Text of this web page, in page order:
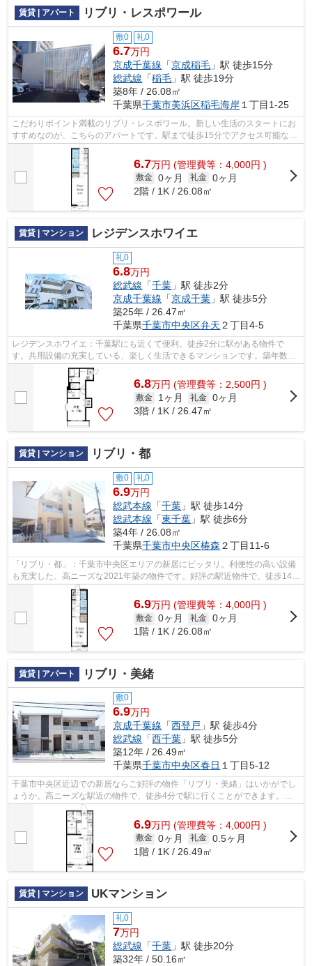
賃貸 | アパート リブリ・レスポワール
敷0 礼0
6.7万円
京成千葉線 「京成稲毛 」駅 徒歩15分
総武線 「稲毛 」駅 徒歩19分
築8年 / 26.08㎡
千葉県千葉市美浜区稲毛海岸 １丁目1-25
こだわりポイント満載のリブリ・レスポワール。新しい生活のスタートにお
すすめなのが、こちらのアパートです。駅まで徒歩15分でアクセス可能な物
件です。平成30年築の物件です。新生...
6.7万円 (管理費等：4,000円 )
敷金 0ヶ月 礼金 0ヶ月
2階 / 1K / 26.08㎡
賃貸 | マンション レジデンスホワイエ
礼0
6.8万円
総武線 「千葉 」駅 徒歩2分
京成千葉線 「京成千葉 」駅 徒歩5分
築25年 / 26.47㎡
千葉県千葉市中央区弁天 ２丁目4-5
レジデンスホワイエ：千葉駅にも近くて便利。徒歩2分に駅がある物件で
す。共用設備の充実している、楽しく生活できるマンションです。築年数は
経っていますが、その分お値打ちの物件で...
6.8万円 (管理費等：2,500円 )
敷金 1ヶ月 礼金 0ヶ月
3階 / 1K / 26.47㎡
賃貸 | マンション リブリ・都
敷0 礼0
6.9万円
総武本線 「千葉 」駅 徒歩14分
総武本線 「東千葉 」駅 徒歩6分
築4年 / 26.08㎡
千葉県千葉市中央区椿森 ２丁目11-6
「リブリ・都」：千葉市中央区エリアの新居にピッタリ。利便性の高い設備
も充実した、高ニーズな2021年築の物件です。好評の駅近物件で、徒歩14分
でのアクセスが可能です。造りとデザ...
6.9万円 (管理費等：4,000円 )
敷金 0ヶ月 礼金 0ヶ月
1階 / 1K / 26.08㎡
賃貸 | アパート リブリ・美緒
敷0
6.9万円
京成千葉線 「西登戸 」駅 徒歩4分
総武線 「西千葉 」駅 徒歩5分
築12年 / 26.49㎡
千葉県千葉市中央区春日 １丁目5-12
千葉市中央区近辺での新居ならご好評の物件「リブリ・美緒」はいかがでし
ょうか。高ニーズな駅近の物件で、徒歩4分で駅に行くことができます。ア
パートタイプのお部屋です。交通面で不...
6.9万円 (管理費等：4,000円 )
敷金 0ヶ月 礼金 0.5ヶ月
1階 / 1K / 26.49㎡
賃貸 | マンション UKマンション
礼0
7万円
総武線 「千葉 」駅 徒歩20分
築32年 / 50.16㎡